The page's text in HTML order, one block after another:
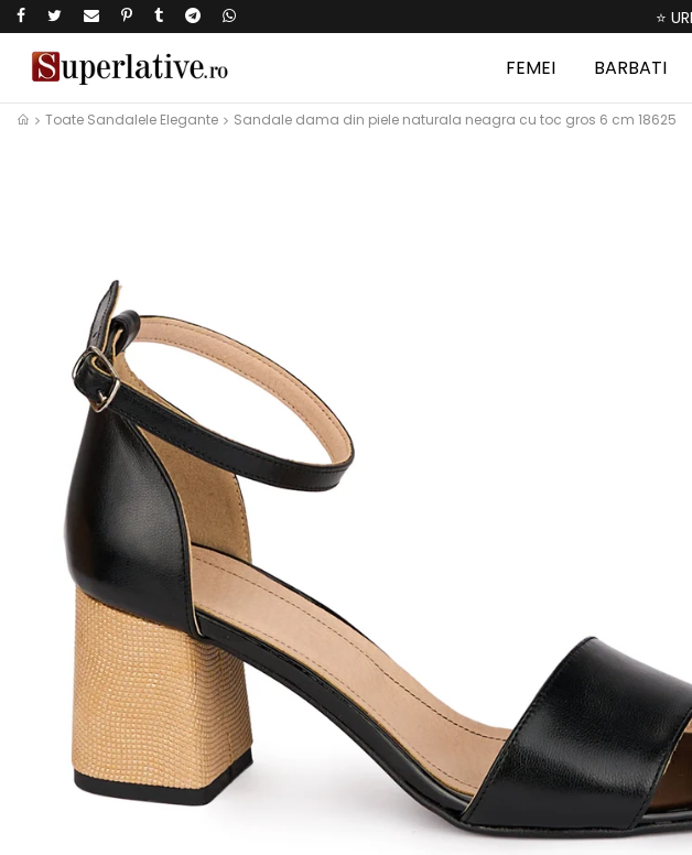
⭐
FEMEI BARBATI
Toate Sandalele Elegante Sandale dama din piele naturala neagra cu toc gros 6 cm 18625